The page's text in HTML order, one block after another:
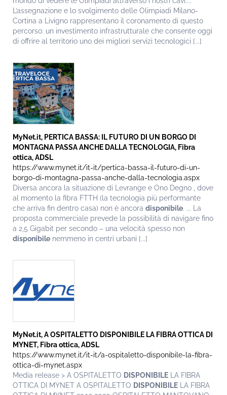
L’assegnazione e lo svolgimento delle Olimpiadi Milano-
Cortina a Livigno rappresentano il coronamento di questo
percorso: un investimento infrastrutturale che consente oggi
di offrire al territorio uno dei migliori servizi tecnologici [...]
MyNet.it, PERTICA BASSA: IL FUTURO DI UN BORGO DI
MONTAGNA PASSA ANCHE DALLA TECNOLOGIA, Fibra
ottica, ADSL
https://www.mynet.it/it-it/pertica-bassa-il-futuro-di-un-
borgo-di-montagna-passa-anche-dalla-tecnologia.aspx
Diversa ancora la situazione di Levrange e Ono Degno , dove
al momento la fibra FTTH (la tecnologia più performante
che arriva fin dentro casa) non è ancora disponibile. ... La
proposta commerciale prevede la possibilità di navigare fino
a 2,5 Gigabit per secondo – una velocità spesso non
disponibile nemmeno in centri urbani [...]
MyNet.it, A OSPITALETTO DISPONIBILE LA FIBRA OTTICA DI
MYNET, Fibra ottica, ADSL
https://www.mynet.it/it-it/a-ospitaletto-disponibile-la-fibra-
ottica-di-mynet.aspx
Media release > A OSPITALETTO DISPONIBILE LA FIBRA
OTTICA DI MYNET A OSPITALETTO DISPONIBILE LA FIBRA